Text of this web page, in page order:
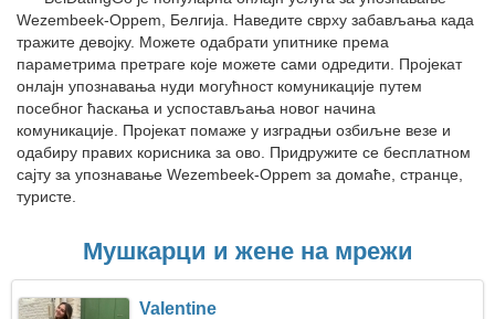
Wezembeek-Oppem, Белгија. Наведите сврху забављања када
тражите девојку. Можете одабрати упитнике према
параметрима претраге које можете сами одредити. Пројекат
онлајн упознавања нуди могућност комуникације путем
посебног ћаскања и успостављања новог начина
комуникације. Пројекат помаже у изградњи озбиљне везе и
одабиру правих корисника за ово. Придружите се бесплатном
сајту за упознавање Wezembeek-Oppem за домаће, странце,
туристе.
Мушкарци и жене на мрежи
Valentine